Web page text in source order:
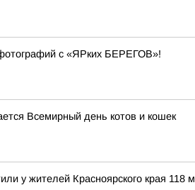
с «ЯРких БЕРЕГОВ»!
Всемирный день котов и кошек
у жителей Красноярского края 118